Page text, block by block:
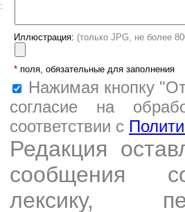
Иллюстрация: (только JPG, не более
* поля, обязательные для заполнения
Нажимая кнопку
согласие на
соответствии с
Редакция
сообщения
лексику,